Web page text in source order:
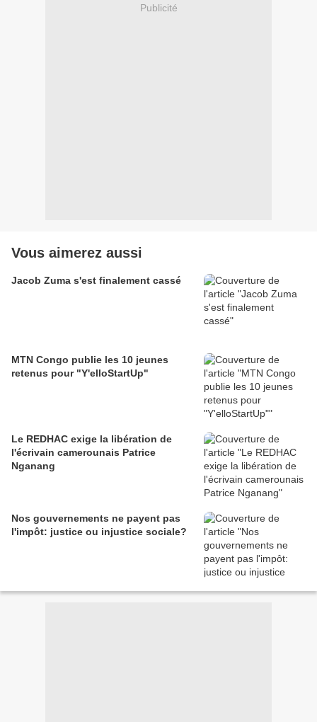
Publicité
Vous aimerez aussi
Jacob Zuma s'est finalement cassé
MTN Congo publie les 10 jeunes
retenus pour "Y'elloStartUp"
Le REDHAC exige la libération de
l'écrivain camerounais Patrice
Nganang
Nos gouvernements ne payent pas
l'impôt: justice ou injustice sociale?